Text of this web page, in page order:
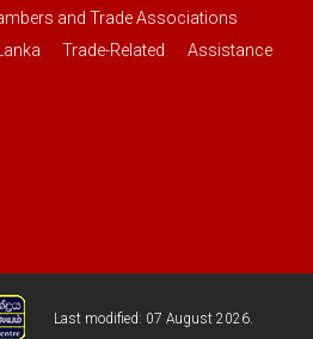
and Trade Associations
Trade-Related Assistance
Last modified: 07 August 2026.